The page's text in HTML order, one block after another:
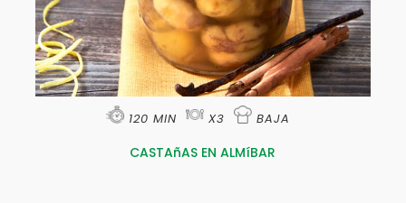
120 MIN X3 BAJA
CASTAñAS EN ALMíBAR